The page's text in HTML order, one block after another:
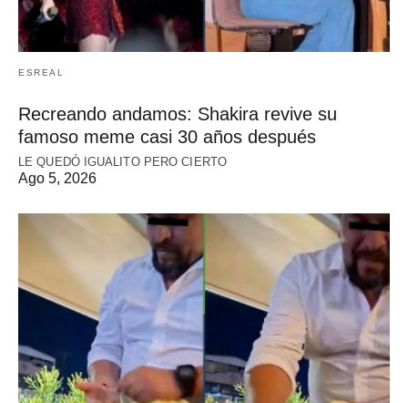
ESREAL
Recreando andamos: Shakira revive su
famoso meme casi 30 años después
LE QUEDÓ IGUALITO PERO CIERTO
Ago 5, 2026